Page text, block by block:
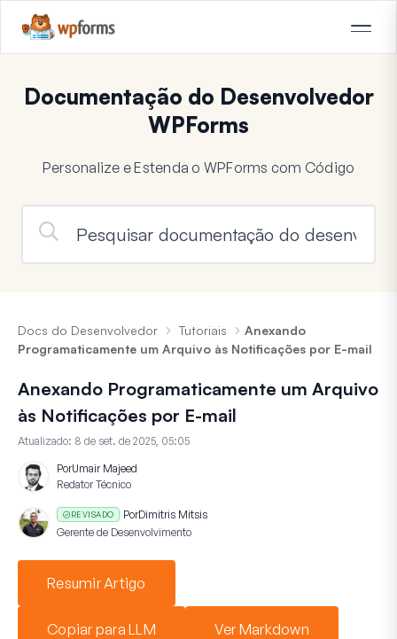
Documentação do Desenvolvedor
WPForms
Personalize e Estenda o WPForms com Código
Docs do Desenvolvedor Tutoriais
Anexando
Programaticamente um Arquivo às Notificações por E-mail
Anexando Programaticamente um Arquivo
às Notificações por E-mail
Atualizado: 8 de set. de 2025, 05:05
PorUmair Majeed
Redator Técnico
REVISADO PorDimitris Mitsis
Gerente de Desenvolvimento
Resumir Artigo
Copiar para LLM Ver Markdown